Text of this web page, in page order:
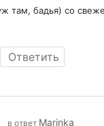
там, бадья) со
Ответить
в ответ Marinka